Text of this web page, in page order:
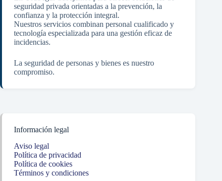
seguridad privada orientadas a la prevención, la
confianza y la protección integral.
Nuestros servicios combinan personal cualificado y
tecnología especializada para una gestión eficaz de
incidencias.
La seguridad de personas y bienes es nuestro
compromiso.
Información legal
Aviso legal
Política de privacidad
Política de cookies
Términos y condiciones